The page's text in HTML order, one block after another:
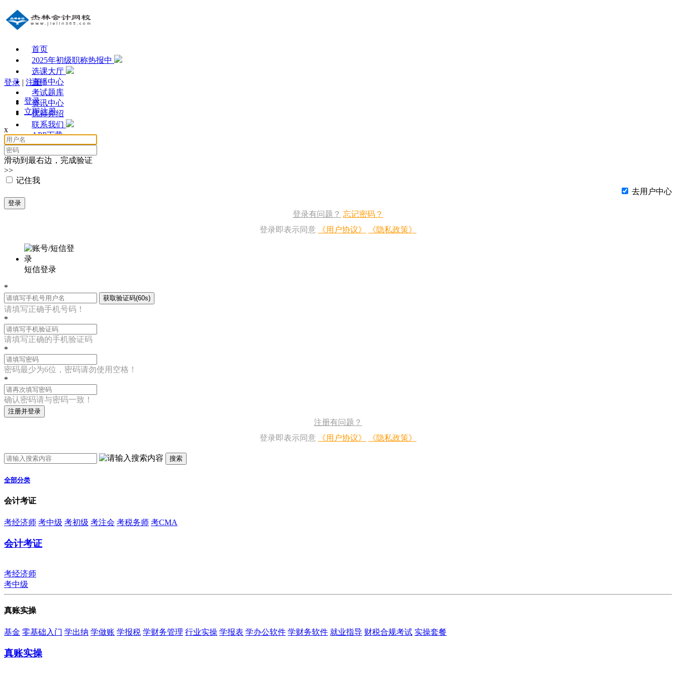
首页
2025年初级职称热报中
选课大厅
直播中心
考试题库
资讯中心
优师介绍
联系我们
APP下载
登录 | 注册
登录
立即注册
x
滑动到最右边，完成验证
>>
记住我
去用户中心
登录
登录有问题？ 忘记密码？
登录即表示同意
《用户协议》 《隐私政策》
短信登录
*
获取验证码(60s)
请填写正确手机号码！
*
请填写正确的手机验证码
*
密码最少为6位，密码请勿使用空格！
*
确认密码请与密码一致！
注册并登录
注册有问题？
登录即表示同意
《用户协议》 《隐私政策》
搜索
全部分类
会计考证
考经济师 考中级 考初级 考注会 考税务师 考CMA
会计考证
考经济师
考中级
真账实操
基金 零基础入门 学出纳 学做账 学报税 学财务管理 行业实操 学报表 学办公软件 学财务软件 就业指导 财税合规考试 实操套餐
真账实操